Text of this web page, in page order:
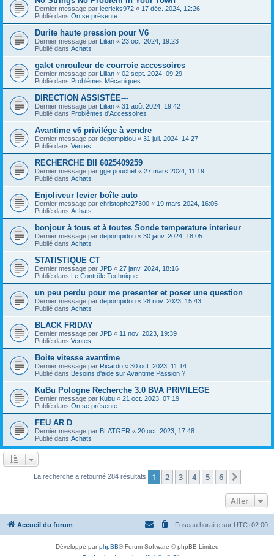
Dernier message par leericks972 « 17 déc. 2024, 12:26
Publié dans On se présente !
Durite haute pression pour V6
Dernier message par Lilian « 23 oct. 2024, 19:23
Publié dans Achats
galet enrouleur de courroie accessoires
Dernier message par Lilian « 02 sept. 2024, 09:29
Publié dans Problèmes Mécaniques
DIRECTION ASSISTÉE---
Dernier message par Lilian « 31 août 2024, 19:42
Publié dans Problèmes d'Accessoires
Avantime v6 privilége à vendre
Dernier message par depompidou « 31 juil. 2024, 14:27
Publié dans Ventes
RECHERCHE BII 6025409259
Dernier message par gge pouchet « 27 mars 2024, 11:19
Publié dans Achats
Enjoliveur levier boîte auto
Dernier message par christophe27300 « 19 mars 2024, 16:05
Publié dans Achats
bonjour à tous et à toutes Sonde temperature interieur
Dernier message par depompidou « 30 janv. 2024, 18:05
Publié dans Achats
STATISTIQUE CT
Dernier message par JPB « 27 janv. 2024, 18:16
Publié dans Le Contrôle Technique
un peu perdu pour me presenter et poser une question
Dernier message par depompidou « 28 nov. 2023, 15:43
Publié dans Achats
BLACK FRIDAY
Dernier message par JPB « 11 nov. 2023, 19:39
Publié dans Ventes
Boite vitesse avantime
Dernier message par Ricardo « 30 oct. 2023, 11:14
Publié dans Besoins d'aide sur Avantime Passion ?
KuBu Pologne Recherche 3.0 BVA PRIVILEGE
Dernier message par Kubu « 21 oct. 2023, 07:19
Publié dans On se présente !
FEU AR D
Dernier message par BLATGER « 20 oct. 2023, 17:48
Publié dans Achats
La recherche a retourné 284 résultats 1 2 3 4 5 6
Aller
Accueil du forum Fuseau horaire sur UTC+02:00
Développé parphpBB® Forum Software © phpBB Limited